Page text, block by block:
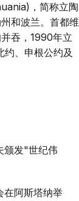
，简称立陶
和波兰。首都维
吞，1990年立
、申根公约及
颁发"世纪伟
在阿斯塔纳举